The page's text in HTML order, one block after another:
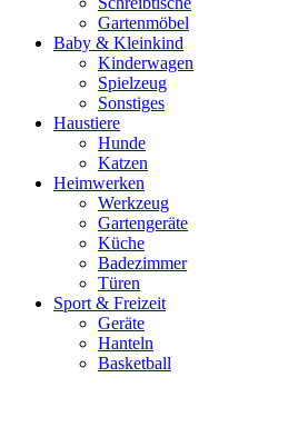
Gartenmöbel
Baby & Kleinkind
Kinderwagen
Spielzeug
Sonstiges
Haustiere
Hunde
Katzen
Heimwerken
Werkzeug
Gartengeräte
Küche
Badezimmer
Türen
Sport & Freizeit
Geräte
Hanteln
Basketball